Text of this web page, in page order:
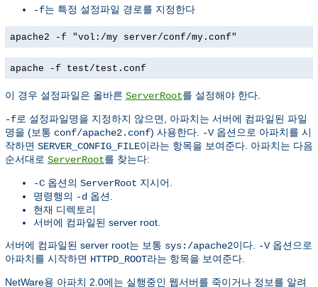
-f는 특정 설정파일 경로를 지정한다
apache2 -f "vol:/my server/conf/my.conf"
apache -f test/test.conf
이 경우 설정파일은 올바른 ServerRoot를 설정해야 한다.
-f로 설정파일명을 지정하지 않으면, 아파치는 서버에 컴파일된 파일
명을 (보통 conf/apache2.conf) 사용한다. -V옵션으로 아파치를 시
작하면 SERVER_CONFIG_FILE이라는 항목을 보여준다. 아파치는 다음
순서대로 ServerRoot를 찾는다:
-C 옵션의 ServerRoot 지시어.
명령행의 -d 옵션.
현재 디렉토리
서버에 컴파일된 server root.
서버에 컴파일된 server root는 보통 sys:/apache2이다. -V옵션으로
아파치를 시작하면 HTTPD_ROOT라는 항목을 보여준다.
NetWare용 아파치 2.0에는 실행중인 웹서버를 죽이거나 정보를 알려